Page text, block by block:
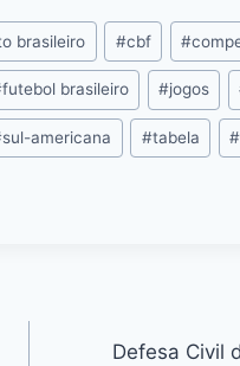
p
y
Li
n
brasileiro #cbf #
futebol brasileiro #jogos
sul-americana #tabela #
Defesa Civil